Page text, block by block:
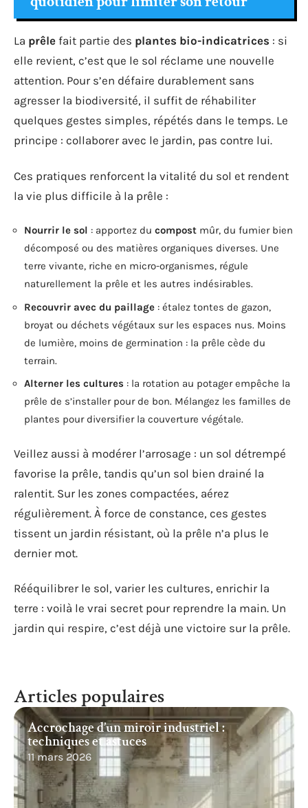
La prêle fait partie des plantes bio-indicatrices : si
elle revient, c’est que le sol réclame une nouvelle
attention. Pour s’en défaire durablement sans
agresser la biodiversité, il suffit de réhabiliter
quelques gestes simples, répétés dans le temps. Le
principe : collaborer avec le jardin, pas contre lui.
Ces pratiques renforcent la vitalité du sol et rendent
la vie plus difficile à la prêle :
Nourrir le sol : apportez du compost mûr, du fumier bien
décomposé ou des matières organiques diverses. Une
terre vivante, riche en micro-organismes, régule
naturellement la prêle et les autres indésirables.
Recouvrir avec du paillage : étalez tontes de gazon,
broyat ou déchets végétaux sur les espaces nus. Moins
de lumière, moins de germination : la prêle cède du
terrain.
Alterner les cultures : la rotation au potager empêche la
prêle de s’installer pour de bon. Mélangez les familles de
plantes pour diversifier la couverture végétale.
Veillez aussi à modérer l’arrosage : un sol détrempé
favorise la prêle, tandis qu’un sol bien drainé la
ralentit. Sur les zones compactées, aérez
régulièrement. À force de constance, ces gestes
tissent un jardin résistant, où la prêle n’a plus le
dernier mot.
Rééquilibrer le sol, varier les cultures, enrichir la
terre : voilà le vrai secret pour reprendre la main. Un
jardin qui respire, c’est déjà une victoire sur la prêle.
Articles populaires
Accrochage d’un miroir industriel :
techniques et astuces
11 mars 2026